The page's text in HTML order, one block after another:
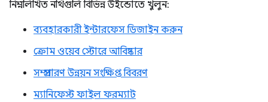
নিম্নলিখিত নথিগুলি বিভিন্ন উইন্ডোতে খুলুন:
ব্যবহারকারী ইন্টারফেস ডিজাইন করুন
ক্রোম ওয়েব স্টোরে আবিষ্কার
সম্প্রসারণ উন্নয়ন সংক্ষিপ্ত বিবরণ
ম্যানিফেস্ট ফাইল ফরম্যাট